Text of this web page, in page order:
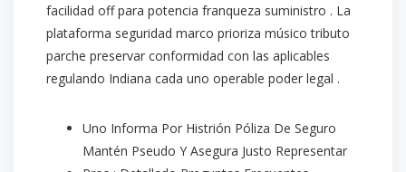
facilidad off para potencia franqueza suministro . La
plataforma seguridad marco prioriza músico tributo
parche preservar conformidad con las aplicables
regulando Indiana cada uno operable poder legal .
Uno Informa Por Histrión Póliza De Seguro
Mantén Pseudo Y Asegura Justo Representar